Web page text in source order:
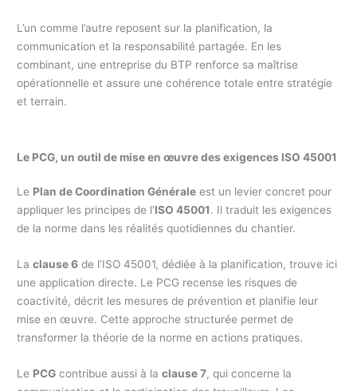
L’un comme l’autre reposent sur la planification, la
communication et la responsabilité partagée. En les
combinant, une entreprise du BTP renforce sa maîtrise
opérationnelle et assure une cohérence totale entre stratégie
et terrain.
Le PCG, un outil de mise en œuvre des exigences ISO 45001
Le Plan de Coordination Générale est un levier concret pour
appliquer les principes de l’ISO 45001. Il traduit les exigences
de la norme dans les réalités quotidiennes du chantier.
Laclause 6 de l’ISO 45001, dédiée à la planification, trouve ici
une application directe. Le PCG recense les risques de
coactivité, décrit les mesures de prévention et planifie leur
mise en œuvre. Cette approche structurée permet de
transformer la théorie de la norme en actions pratiques.
Le PCG contribue aussi à laclause 7, qui concerne la